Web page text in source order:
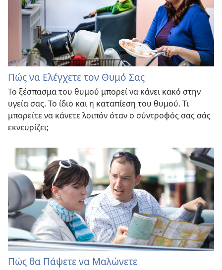
Πώς να Ελέγχετε τον Θυμό Σας
Το ξέσπασμα του θυμού μπορεί να κάνει κακό στην
υγεία σας. Το ίδιο και η καταπίεση του θυμού. Τι
μπορείτε να κάνετε λοιπόν όταν ο σύντροφός σας σάς
εκνευρίζει;
Πώς θα Πάψετε να Μαλώνετε